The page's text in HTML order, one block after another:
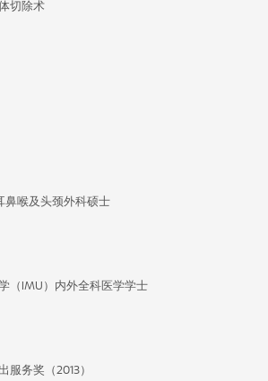
切除术
鼻喉及头颈外科硕士
（IMU）内外全科医学学士
服务奖（2013）